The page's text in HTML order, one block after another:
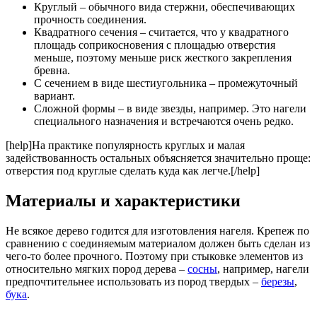
Круглый – обычного вида стержни, обеспечивающих
прочность соединения.
Квадратного сечения – считается, что у квадратного
площадь соприкосновения с площадью отверстия
меньше, поэтому меньше риск жесткого закрепления
бревна.
С сечением в виде шестиугольника – промежуточный
вариант.
Сложной формы – в виде звезды, например. Это нагели
специального назначения и встречаются очень редко.
[help]На практике популярность круглых и малая
задействованность остальных объясняется значительно проще:
отверстия под круглые сделать куда как легче.[/help]
Материалы и характеристики
Не всякое дерево годится для изготовления нагеля. Крепеж по
сравнению с соединяемым материалом должен быть сделан из
чего-то более прочного. Поэтому при стыковке элементов из
относительно мягких пород дерева – сосны, например, нагели
предпочтительнее использовать из пород твердых – березы,
бука.